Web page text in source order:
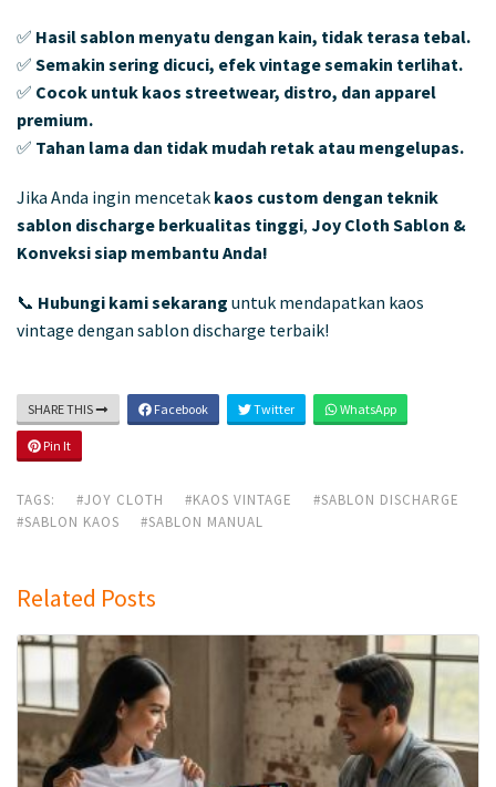
✅ Hasil sablon menyatu dengan kain, tidak terasa tebal.
✅ Semakin sering dicuci, efek vintage semakin terlihat.
✅ Cocok untuk kaos streetwear, distro, dan apparel
premium.
✅ Tahan lama dan tidak mudah retak atau mengelupas.
Jika Anda ingin mencetak kaos custom dengan teknik
sablon discharge berkualitas tinggi, Joy Cloth Sablon &
Konveksi siap membantu Anda!
📞 Hubungi kami sekarang untuk mendapatkan kaos
vintage dengan sablon discharge terbaik!
SHARE THIS Facebook Twitter WhatsApp
Pin It
TAGS: #JOY CLOTH #KAOS VINTAGE
#SABLON DISCHARGE
#SABLON KAOS
#SABLON MANUAL
Related Posts